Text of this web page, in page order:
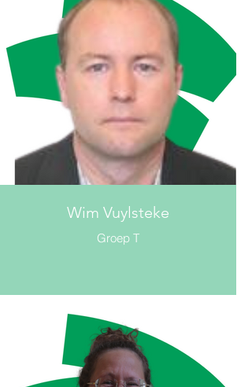
Wim Vuylsteke
Groep T